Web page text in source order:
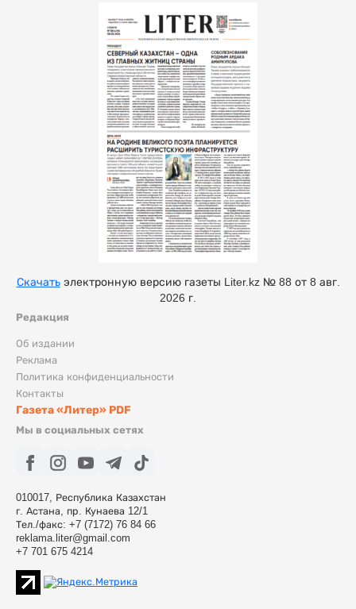
Редакция
Об издании
Реклама
Политика конфиденциальности
Контакты
Газета «Литер» PDF
Мы в социальных сетях
010017, Республика Казахстан
г. Астана, пр. Кунаева 12/1
Тел./факс: +7 (7172) 76 84 66
reklama.liter@gmail.com
+7 701 675 4214
Скачатьэлектронную версию газеты Liter.kz № 88 от 8 авг.
2026 г.